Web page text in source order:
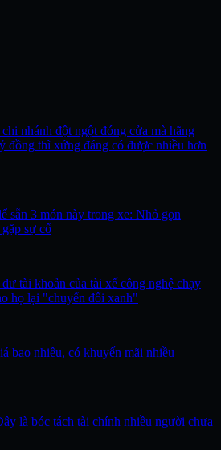
nhánh đột ngột đóng cửa mà hãng
đồng thì xứng đáng có được nhiều hơn
sẵn 3 món này trong xe: Nhỏ gọn
sự cố
tài khoản của tài xế công nghệ chạy
họ lại "chuyển đổi xanh"
bao nhiêu, có khuyến mãi nhiều
là bóc tách tài chính nhiều người chưa